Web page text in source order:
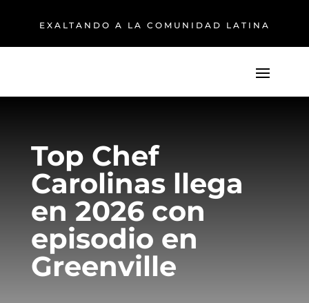
EXALTANDO A LA COMUNIDAD LATINA
Top Chef
Carolinas llega
en 2026 con
episodio en
Greenville